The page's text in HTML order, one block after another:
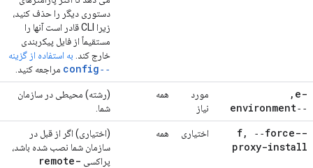
دستوری دیگر را حذف کنید،
زیرا CLI قادر است آنها را
مستقیماً از فایل پیکربندی
خارج کند. به استفاده از گزینه
‑‑config مراجعه کنید.
-e
,
‑‑environment
مورد
نیاز
همه
(رشته) محیطی در سازمان
شما.
-f
,
‑‑force-
proxy-install
اختیاری همه
(اختیاری) اگر از قبل در
سازمان شما نصب شده باشد،
پراکسی remote-